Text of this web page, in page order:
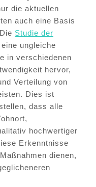
die aktuellen
auch eine Basis
Studie der
ungleiche
in verschiedenen
hervor,
Verteilung von
Dies ist
dass alle
hochwertiger
Erkenntnisse
dienen,